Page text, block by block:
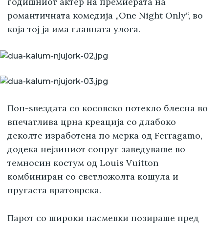
романтичната комедија „One Night Only“, во
која тој ја има главната улога.
Поп-ѕвездата со косовско потекло блесна во
впечатлива црна креација со длабоко
деколте изработена по мерка од Ferragamo,
додека нејзиниот сопруг заведуваше во
темносин костум од Louis Vuitton
комбиниран со светложолта кошула и
пругаста вратоврска.
Парот со широки насмевки позираше пред